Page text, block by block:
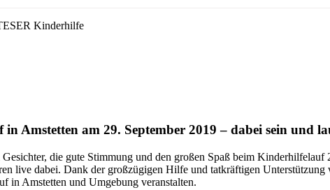
Kinderhilfe
Amstetten am 29. September 2019 – dabei sein und
die gute Stimmung und den großen Spaß beim Kinderhilfelauf
live da­bei. Dank der großzügigen Hilfe und tatkräftigen Unterstützung
in Amstetten und Umgebung veranstalten.